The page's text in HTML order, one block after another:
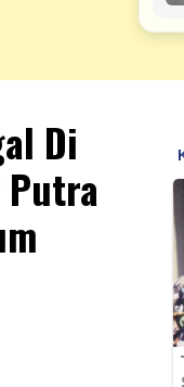
Di